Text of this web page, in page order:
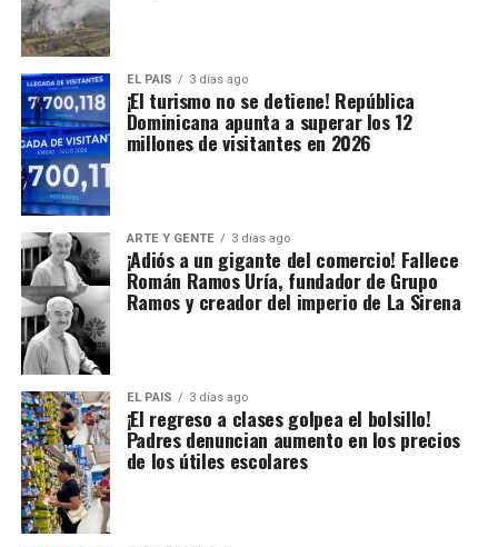
EL PAIS 3 días ago
¡El turismo no se detiene! República
Dominicana apunta a superar los 12
millones de visitantes en 2026
ARTE Y GENTE 3 días ago
¡Adiós a un gigante del comercio! Fallece
Román Ramos Uría, fundador de Grupo
Ramos y creador del imperio de La Sirena
EL PAIS 3 días ago
¡El regreso a clases golpea el bolsillo!
Padres denuncian aumento en los precios
de los útiles escolares